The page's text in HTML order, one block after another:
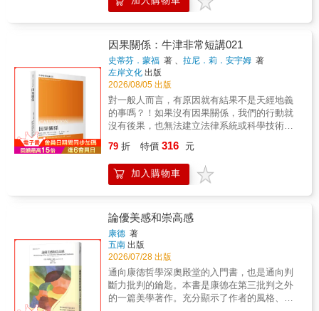
在世界，作為宇宙黏合劑的《因果關係》存在
嗎？以因果構築的世界是否真的是我們所想的
樣子？此刻討論這個問題格外有意義，畢竟科
學社群、政治決策，以及最新的AI訓練學習都
涉及因果關係。懷疑論／陰謀說幾乎是全球面
對的共同問題，有所謂「真相」這回事嗎？然
而，懷疑卻又是推動進步的動力！《懷疑論》
質疑因果與知識的穩固性，迫使方法更嚴謹，
本書為知識辯護，也解析把激進懷疑論帶入公
共討論的嚴重性。那麼，追求知識理想的《客
觀性》可有一致的標準？所謂的「客觀」是什
麼意思？可量化的就是客觀的嗎？人的行為研
究或品味又如何呢？最後，《偽科學》裡為真
假劃界的問題，帶我們回顧科學的型態，也讓
用得上。生而為人，卻凡事問AI？鍛鍊自己的
思辨力，才不致於在資訊洪流中滅頂。
提案中如何判斷以選擇最合理的支持；此外，
向……哲學史的豐厚內容本身就是哲學方法的
重要環節。而在當代，這些哲學方法又如何與
社會人類學、語言學、電腦科學、生物學……
等學科攜手，跨領域做出貢獻，也是在整體環
境漠視人文學科的偏見中，讓哲學保有生機的
關鍵。要在訊息洪流、資訊碎片化、AI大行其
道的時刻，裝備自己的思辨能力，就從《哲學
方法》開始！本書特色談論思考的方法並不容
易，向來給人艱澀深奧印象的哲學，其實有一
明澄清語言、審慎思辨、建立論證，以及哲學
和其他領域的合作與貢獻。
因果關係：牛津非常短講021
史蒂芬．蒙福 著 、拉尼．莉．安宇姆 著
左岸文化 出版
2026/08/05 出版
對一般人而言，有原因就有結果不是天經地義
的事嗎？！如果沒有因果關係，我們的行動就
沒有後果，也無法建立法律系統或科學技術。
確實是必須要嚴肅對待的問題。我們該如何理
解「一件事導致另一件事」呢？作者先從「因
果概念是什麼」開始，如果連因果是什麼都不
件之間的相關性問題、或僅是能量傳遞？原因
「必然」導致結果嗎？又或者，原因只是結果
發生的機率或傾向？我們該如何尋找原因？因
果的必然性是否會威脅人類的自由意志？當我
們開始思考，就會發現這些問題都沒有簡單的
答案。本書介紹了主要的因果關係理論及其爭
論，並以簡明的例子說明各種思路與質疑，不
僅帶領讀者深入這引人入勝的議題，也充分展
79 折 特價 316 元
加入購物車
論優美感和崇高感
康德 著
五南 出版
2026/07/28 出版
通向康德哲學深奧殿堂的入門書，也是通向判
斷力批判的鑰匙。本書是康德在第三批判之外
的一篇美學著作。充分顯示了作者的風格、人